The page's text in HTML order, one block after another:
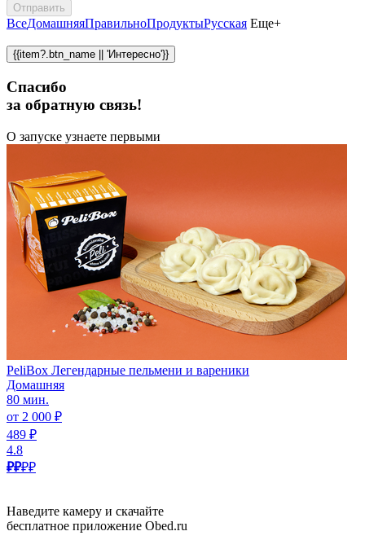
Отправить
ВсеДомашняяПравильноПродуктыРусская Еще+
{{item?.btn_name || 'Интересно'}}
Спасибо
за обратную связь!
О запуске узнаете первыми
PeliBox Легендарные пельмени и вареники
Домашняя
80 мин.
от 2 000 ₽
489 ₽
4.8
₽₽₽₽
Наведите камеру и скачайте
бесплатное приложение Obed.ru